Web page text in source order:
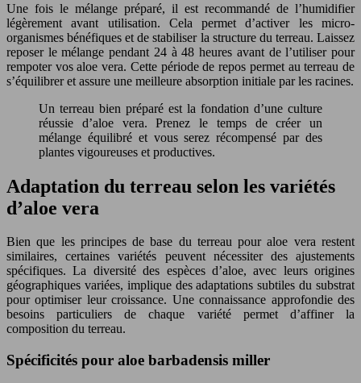
Une fois le mélange préparé, il est recommandé de l’humidifier
légèrement avant utilisation. Cela permet d’activer les micro-
organismes bénéfiques et de stabiliser la structure du terreau. Laissez
reposer le mélange pendant 24 à 48 heures avant de l’utiliser pour
rempoter vos aloe vera. Cette période de repos permet au terreau de
s’équilibrer et assure une meilleure absorption initiale par les racines.
Un terreau bien préparé est la fondation d’une culture
réussie d’aloe vera. Prenez le temps de créer un
mélange équilibré et vous serez récompensé par des
plantes vigoureuses et productives.
Adaptation du terreau selon les variétés
d’aloe vera
Bien que les principes de base du terreau pour aloe vera restent
similaires, certaines variétés peuvent nécessiter des ajustements
spécifiques. La diversité des espèces d’aloe, avec leurs origines
géographiques variées, implique des adaptations subtiles du substrat
pour optimiser leur croissance. Une connaissance approfondie des
besoins particuliers de chaque variété permet d’affiner la
composition du terreau.
Spécificités pour aloe barbadensis miller